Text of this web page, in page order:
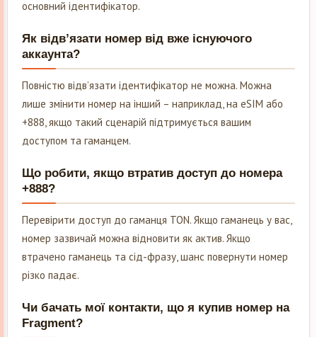
основний ідентифікатор.
Як відв’язати номер від вже існуючого
аккаунта?
Повністю відв’язати ідентифікатор не можна. Можна
лише змінити номер на інший – наприклад, на eSIM або
+888, якщо такий сценарій підтримується вашим
доступом та гаманцем.
Що робити, якщо втратив доступ до номера
+888?
Перевірити доступ до гаманця TON. Якщо гаманець у вас,
номер зазвичай можна відновити як актив. Якщо
втрачено гаманець та сід-фразу, шанс повернути номер
різко падає.
Чи бачать мої контакти, що я купив номер на
Fragment?